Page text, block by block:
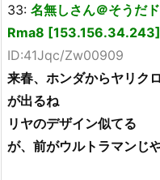
33: 名無しさん＠そうだ
Rma8
ID:41Jqc/Zw00909
来春、ホンダからヤリク
が出るね
リヤのデザイン似てる
が、前がウルトラマンじ